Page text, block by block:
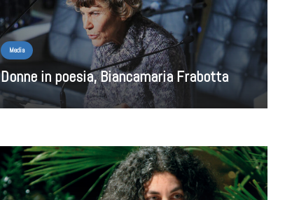
Media
Donne in poesia, Biancamaria Frabotta